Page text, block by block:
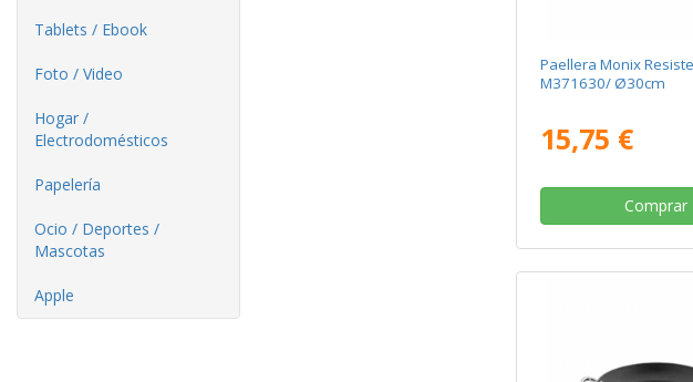
Tablets / Ebook
Foto / Video
Hogar /
Electrodomésticos
Papelería
Ocio / Deportes /
Mascotas
Apple
Paellera Monix
M371630/ Ø30cm
15,75 €
Comprar